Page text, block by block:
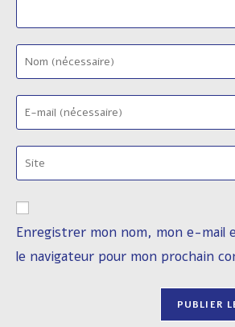
your
name
or
username
comment
your
email
address
to
comment
l’URL
votre
site
(facultatif)
Enregistrer mon nom, mon e-mail
le navigateur pour mon prochain